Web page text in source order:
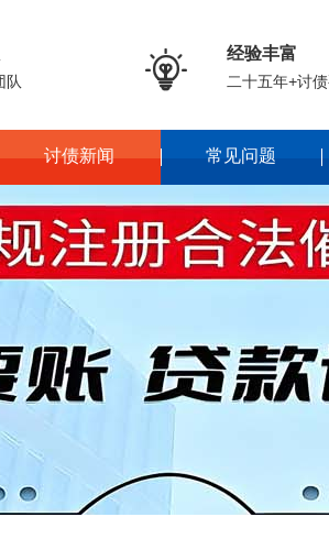
队  经验丰富
二十五年+讨
讨债新闻 常见问题